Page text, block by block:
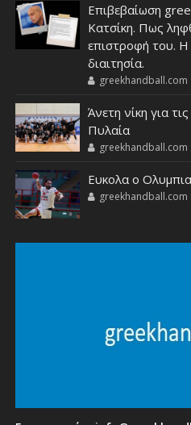
Επιβεβαίωση
Κατσίκη. Πως
επιστροφή του. Η
διαιτησία.
greekhandball.com
Άνετη νίκη για
Πυλαία
greekhandball.com
Ευκολα ο
greekhandball.com